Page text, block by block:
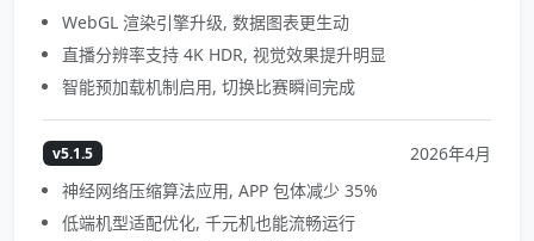
WebGL 渲染引擎升级, 数据图表更生动
直播分辨率支持 4K HDR, 视觉效果提升明显
智能预加载机制启用, 切换比赛瞬间完成
v5.1.5
2026年4月
神经网络压缩算法应用, APP 包体减少 35%
低端机型适配优化, 千元机也能流畅运行